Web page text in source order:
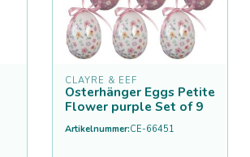
CLAYRE & EEF
Osterhänger Eggs Petite
Flower purple Set of 9
Artikelnummer:CE-66451